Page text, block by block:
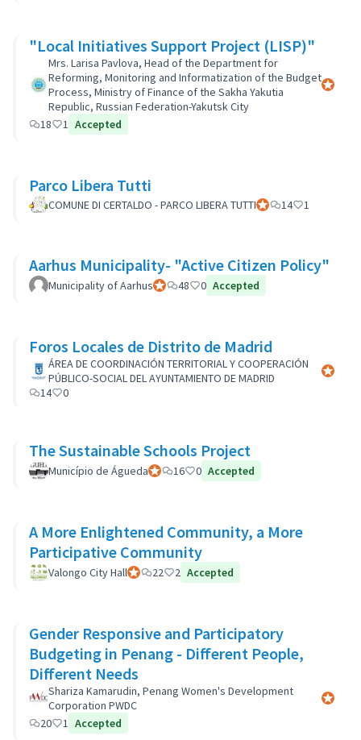
"Local Initiatives Support Project (LISP)"
Mrs. Larisa Pavlova, Head of the Department for
Reforming, Monitoring and Informatization of the Budget
Process, Ministry of Finance of the Sakha Yakutia
Republic, Russian Federation-Yakutsk City
18 1 Accepted
Parco Libera Tutti
COMUNE DI CERTALDO - PARCO LIBERA TUTTIParticipant officiel
14 1
Aarhus Municipality- "Active Citizen Policy"
Municipality of AarhusParticipant officiel
48 0 Accepted
Foros Locales de Distrito de Madrid
ÁREA DE COORDINACIÓN TERRITORIAL Y COOPERACIÓN
PÚBLICO-SOCIAL DEL AYUNTAMIENTO DE MADRID
14
0
The Sustainable Schools Project
Município de ÁguedaParticipant officiel
16 0 Accepted
A More Enlightened Community, a More
Participative Community
Valongo City HallParticipant officiel
22 2 Accepted
Gender Responsive and Participatory
Budgeting in Penang - Different People,
Different Needs
Shariza Kamarudin, Penang Women's Development
Corporation PWDC
20
1 Accepted